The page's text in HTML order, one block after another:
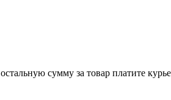
сумму за товар платите